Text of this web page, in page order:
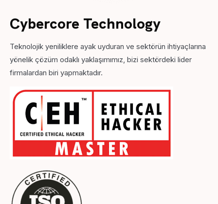
Cybercore Technology
Teknolojik yeniliklere ayak uyduran ve sektörün ihtiyaçlarına
yönelik çözüm odaklı yaklaşımımız, bizi sektördeki lider
firmalardan biri yapmaktadır.